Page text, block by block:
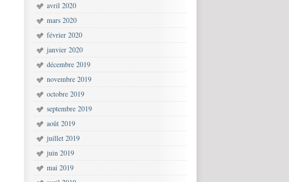
avril 2020
mars 2020
février 2020
janvier 2020
décembre 2019
novembre 2019
octobre 2019
septembre 2019
août 2019
juillet 2019
juin 2019
mai 2019